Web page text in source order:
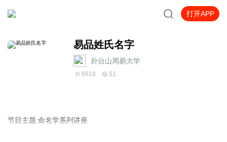
打开APP
易品姓氏名字
卦台山周易大学
6618 51
节目主题:命名学系列讲座